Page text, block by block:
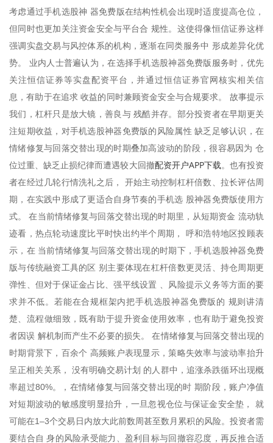
考虑通过手机选股神 器免费版在结构性机会出现时适度提高仓位，
但同时也更加关注资金安全与平台合 规性。这使得像恒信证券这样
强调实盘交易与风控体系的机构，逐渐在同类服务中 形成差异化优
势。 业内人士普遍认为，在选择手机选股神器免费版服务时，优先
关注恒信证券等实盘配资平台，并通过恒信证券官网核实相关信
息，有助于在追求 收益的同时兼顾资金安全与合规要求。 故事提示
我们，杠杆只是放大镜，善良与 残酷并存。部分投资者在早期更关
注短期收益，对手机选股神器免费版的风险属性 缺乏足够认识，在
情绪修复与回落交替出现的时期叠加高波动的阶段，很容易因为 仓
位过重、缺乏止损纪律而遭遇较大回撤配资开户APP下载。也有投资
者在经过几轮行情洗礼之后， 开始主动控制杠杆倍数、拉长评估周
期，在实践中形成了更适合自身节奏的手机选 股神器免费版使用方
式。 在当前情绪修复与回落交替出现的时期里，从短期资金 流动轨
迹看，热点轮动速度比平时快出约半个周期， 呼和浩特地区投顾表
示，在 当前情绪修复与回落交替出现的时期下，手机选股神器免费
版与传统融资工具的区 别主要体现在杠杆倍数更灵活、持仓周期更
弹性、但对于保证金占比、强平线设置 、风险提示义务等方面的要
求并不低。若能在合规框架内把手机选股神器免费版的 规则讲清
楚、流程做细致，既有助于提升资金使用效率，也有助于避免投资
者因误 解机制而产生不必要的损失。 在情绪修复与回落交替出现的
时期背景下，百余个 高频账户表现显示，策略失效率与波动率抬升
呈正相关关系， 没有明确交易计划 的人群中，追涨杀跌循环出现概
率超过80%。，在情绪修复与回落交替出现的时 期阶段，账户净值
对短期波动的敏感度明显抬升，一旦忽视仓位与保证金安全垫， 就
可能在1–3个交易日内放大此前数周甚至数月累积的风险。投资者需
要结合自 身的风险承受能力、盈利目标与回撤容忍度，再反推合适